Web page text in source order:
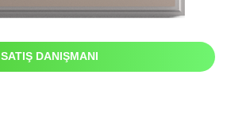
SATIŞ DANIŞMANI